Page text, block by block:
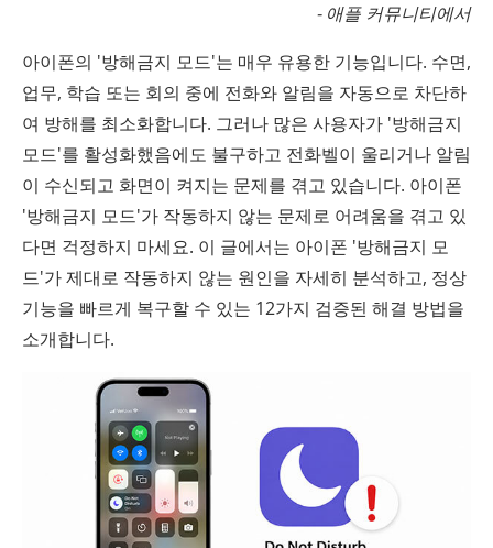
- 애플 커뮤니티에서
아이폰의 '방해금지 모드'는 매우 유용한 기능입니다. 수면,
업무, 학습 또는 회의 중에 전화와 알림을 자동으로 차단하
여 방해를 최소화합니다. 그러나 많은 사용자가 '방해금지
모드'를 활성화했음에도 불구하고 전화벨이 울리거나 알림
이 수신되고 화면이 켜지는 문제를 겪고 있습니다. 아이폰
'방해금지 모드'가 작동하지 않는 문제로 어려움을 겪고 있
다면 걱정하지 마세요. 이 글에서는 아이폰 '방해금지 모
드'가 제대로 작동하지 않는 원인을 자세히 분석하고, 정상
기능을 빠르게 복구할 수 있는 12가지 검증된 해결 방법을
소개합니다.